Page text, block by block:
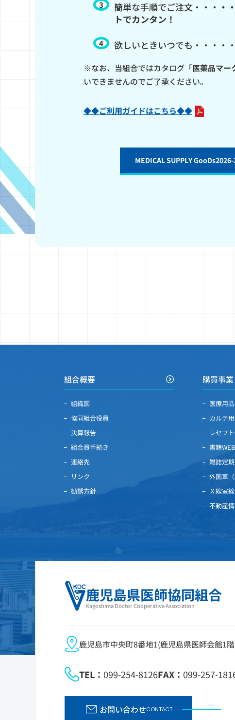
簡単な手順でご注文・・・ ・
トでカンタン！
欲しいときいつでも・・・・
※なお、当組合ではカタログ「医薬品マー
いできませんのでご了承ください。
◆◆ご利用ガイドはこちら◆◆
MEDICAL SUPPLY
組合概要
組織図
協同組合役員
決算報告
組合員手続き
連絡先
リンク
勧誘方針
購買事業
医療用
カルテ
レセプ
書籍
雑誌定
外国車
Ｘ線室
不動産情
鹿児島県医師協同組合
Kagoshima Doctor Cooperative Association
鹿児島市中央町8番地1(鹿児島県医師会館1
TEL： 099-254-8126FAX： 099-257-
お問い合わせCONTACT